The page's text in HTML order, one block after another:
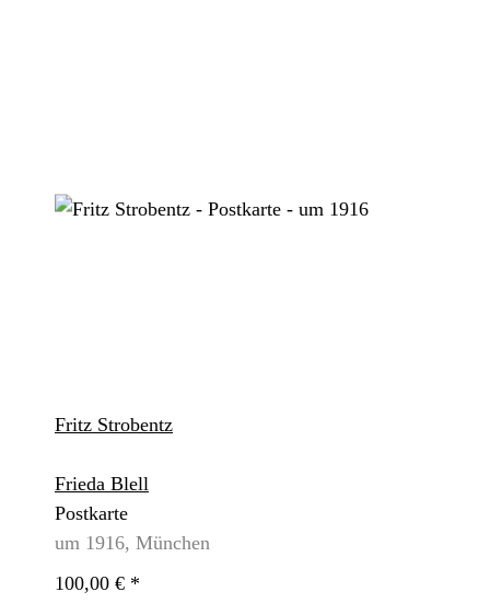
Fritz Strobentz
Frieda Blell
Postkarte
um 1916, München
100,00 € *